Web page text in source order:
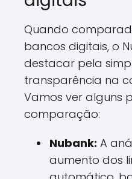
Quando
bancos digitais, o
destacar pela
transparência na
Vamos ver alguns
comparação:
Nubank: A
aumento dos